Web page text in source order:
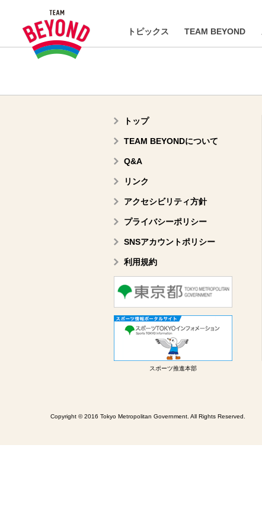
トピックス TEAM BEYOND
トップ
TEAM BEYONDについて
Q&A
リンク
アクセシビリティ方針
プライバシーポリシー
SNSアカウントポリシー
利用規約
スポーツ推進本部
Copyright © 2016 Tokyo Metropolitan Government. All Rights Reserved.